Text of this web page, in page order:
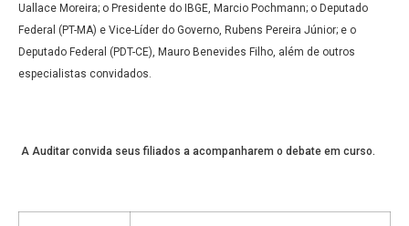
Uallace Moreira; o Presidente do IBGE, Marcio Pochmann; o Deputado
Federal (PT-MA) e Vice-Líder do Governo, Rubens Pereira Júnior; e o
Deputado Federal (PDT-CE), Mauro Benevides Filho, além de outros
especialistas convidados.
A Auditar convida seus filiados a acompanharem o debate em curso.